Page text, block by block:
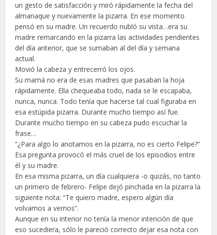
un gesto de satisfacción y miró rápidamente la fecha del
almanaque y nuevamente la pizarra. En ese momento
pensó en su madre. Un recuerdo nubló su vista…era su
madre remarcando en la pizarra las actividades pendientes
del día anterior, que se sumaban al del día y semana
actual.
Movió la cabeza y entrecerró los ojos.
Su mamá no era de esas madres que pasaban la hoja
rápidamente. Ella chequeaba todo, nada se le escapaba,
nunca, nunca. Todo tenía que hacerse tal cual figuraba en
esa estúpida pizarra. Durante mucho tiempo así fue.
Durante mucho tiempo en su cabeza pudo escuchar la
frase…
“¿Para algo lo anotamos en la pizarra, no es cierto Felipe?”
Esa pregunta provocó el más cruel de los episodios entre
él y su madre.
En esa misma pizarra, un día cualquiera -o quizás, no tanto
un primero de febrero- Felipe dejó pinchada en la pizarra la
siguiente nota: “Te quiero madre, espero algún día
volvamos a vernos”.
Aunque en su interior no tenía la menor intención de que
eso sucediera, sólo le pareció correcto dejar esa nota con